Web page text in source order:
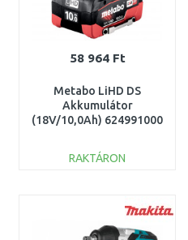
58 964 Ft
Metabo LiHD DS
Akkumulátor
(18V/10,0Ah) 624991000
RAKTÁRON
Összehasonlítás